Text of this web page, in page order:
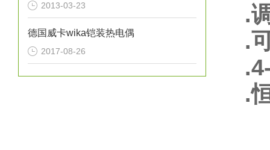
2013-03-23
德国威卡wika铠装热电偶
2017-08-26
.
.
.
.